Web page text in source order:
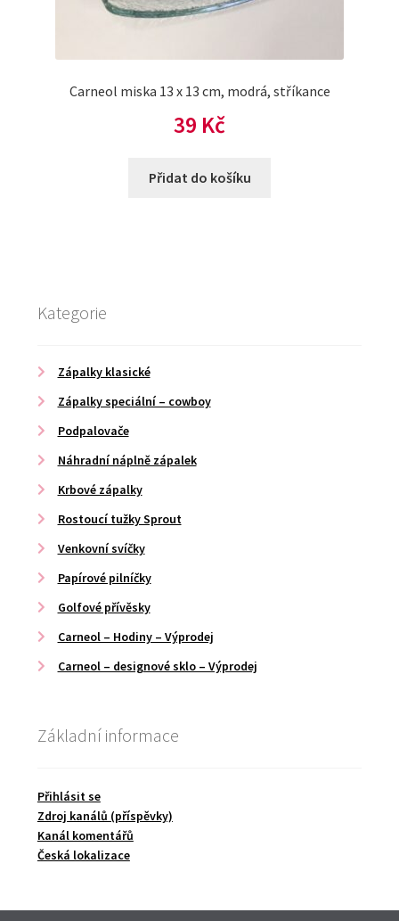
Carneol miska 13 x 13 cm, modrá, stříkance
39 Kč
Přidat do košíku
Kategorie
Zápalky klasické
Zápalky speciální – cowboy
Podpalovače
Náhradní náplně zápalek
Krbové zápalky
Rostoucí tužky Sprout
Venkovní svíčky
Papírové pilníčky
Golfové přívěsky
Carneol – Hodiny – Výprodej
Carneol – designové sklo – Výprodej
Základní informace
Přihlásit se
Zdroj kanálů (příspěvky)
Kanál komentářů
Česká lokalizace